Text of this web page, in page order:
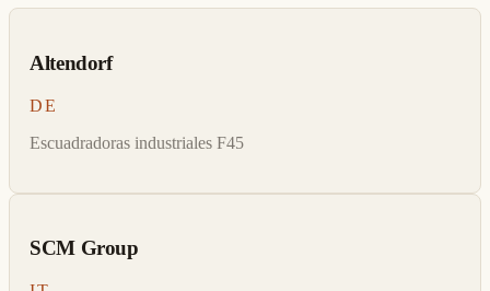
Altendorf
DE
Escuadradoras industriales F45
SCM Group